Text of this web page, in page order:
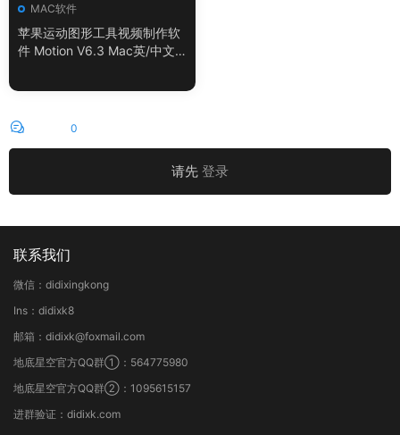
MAC软件
苹果运动图形工具视频制作软
件 Motion V6.3 Mac英/中文
0
请先 登录
联系我们
微信：didixingkong
Ins：didixk8
邮箱：didixk@foxmail.com
地底星空官方QQ群①：564775980
地底星空官方QQ群②：1095615157
进群验证：didixk.com